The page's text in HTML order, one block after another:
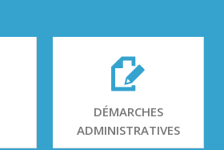
DÉMARCHES
ADMINISTRATIVES